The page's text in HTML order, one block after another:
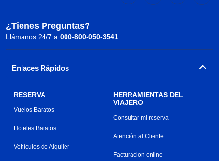
¿Tienes Preguntas?
Llámanos 24/7 a 000-800-050-3541
Enlaces Rápidos
RESERVA
Vuelos Baratos
Hoteles Baratos
Vehículos de Alquiler
HERRAMIENTAS DEL
VIAJERO
Consultar mi reserva
Atención al Cliente
Facturacion online